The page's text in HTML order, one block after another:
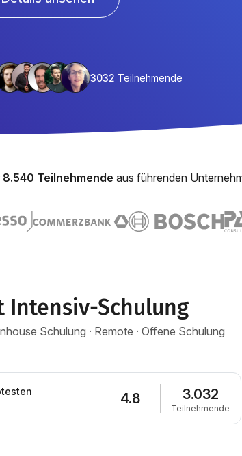
3032 Teilnehmende
8.540 Teilnehmende aus führenden
Intensiv-Schulung
Schulung · Remote · Offene Schulung
4.8 3.032
Teilnehmende